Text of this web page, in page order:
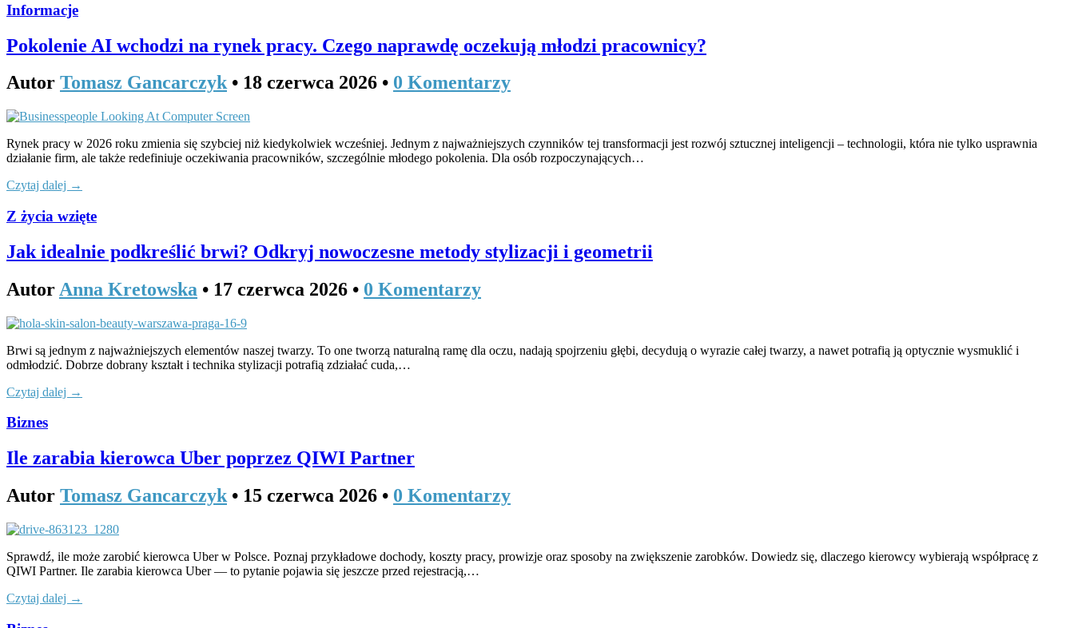
Informacje
Pokolenie AI wchodzi na rynek pracy. Czego naprawdę oczekują młodzi pracownicy?
Autor Tomasz Gancarczyk• 18 czerwca 2026 • 0 Komentarzy
Rynek pracy w 2026 roku zmienia się szybciej niż kiedykolwiek wcześniej. Jednym z najważniejszych czynników tej transformacji jest rozwój sztucznej inteligencji – technologii, która nie tylko usprawnia
działanie firm, ale także redefiniuje oczekiwania pracowników, szczególnie młodego pokolenia. Dla osób rozpoczynających…
Czytaj dalej →
Z życia wzięte
Jak idealnie podkreślić brwi? Odkryj nowoczesne metody stylizacji i geometrii
Autor Anna Kretowska • 17 czerwca 2026 • 0 Komentarzy
Brwi są jednym z najważniejszych elementów naszej twarzy. To one tworzą naturalną ramę dla oczu, nadają spojrzeniu głębi, decydują o wyrazie całej twarzy, a nawet potrafią ją optycznie wysmuklić i
odmłodzić. Dobrze dobrany kształt i technika stylizacji potrafią zdziałać cuda,…
Czytaj dalej →
Biznes
Ile zarabia kierowca Uber poprzez QIWI Partner
Autor Tomasz Gancarczyk• 15 czerwca 2026 • 0 Komentarzy
Sprawdź, ile może zarobić kierowca Uber w Polsce. Poznaj przykładowe dochody, koszty pracy, prowizje oraz sposoby na zwiększenie zarobków. Dowiedz się, dlaczego kierowcy wybierają współpracę z
QIWI Partner. Ile zarabia kierowca Uber — to pytanie pojawia się jeszcze przed rejestracją,…
Czytaj dalej →